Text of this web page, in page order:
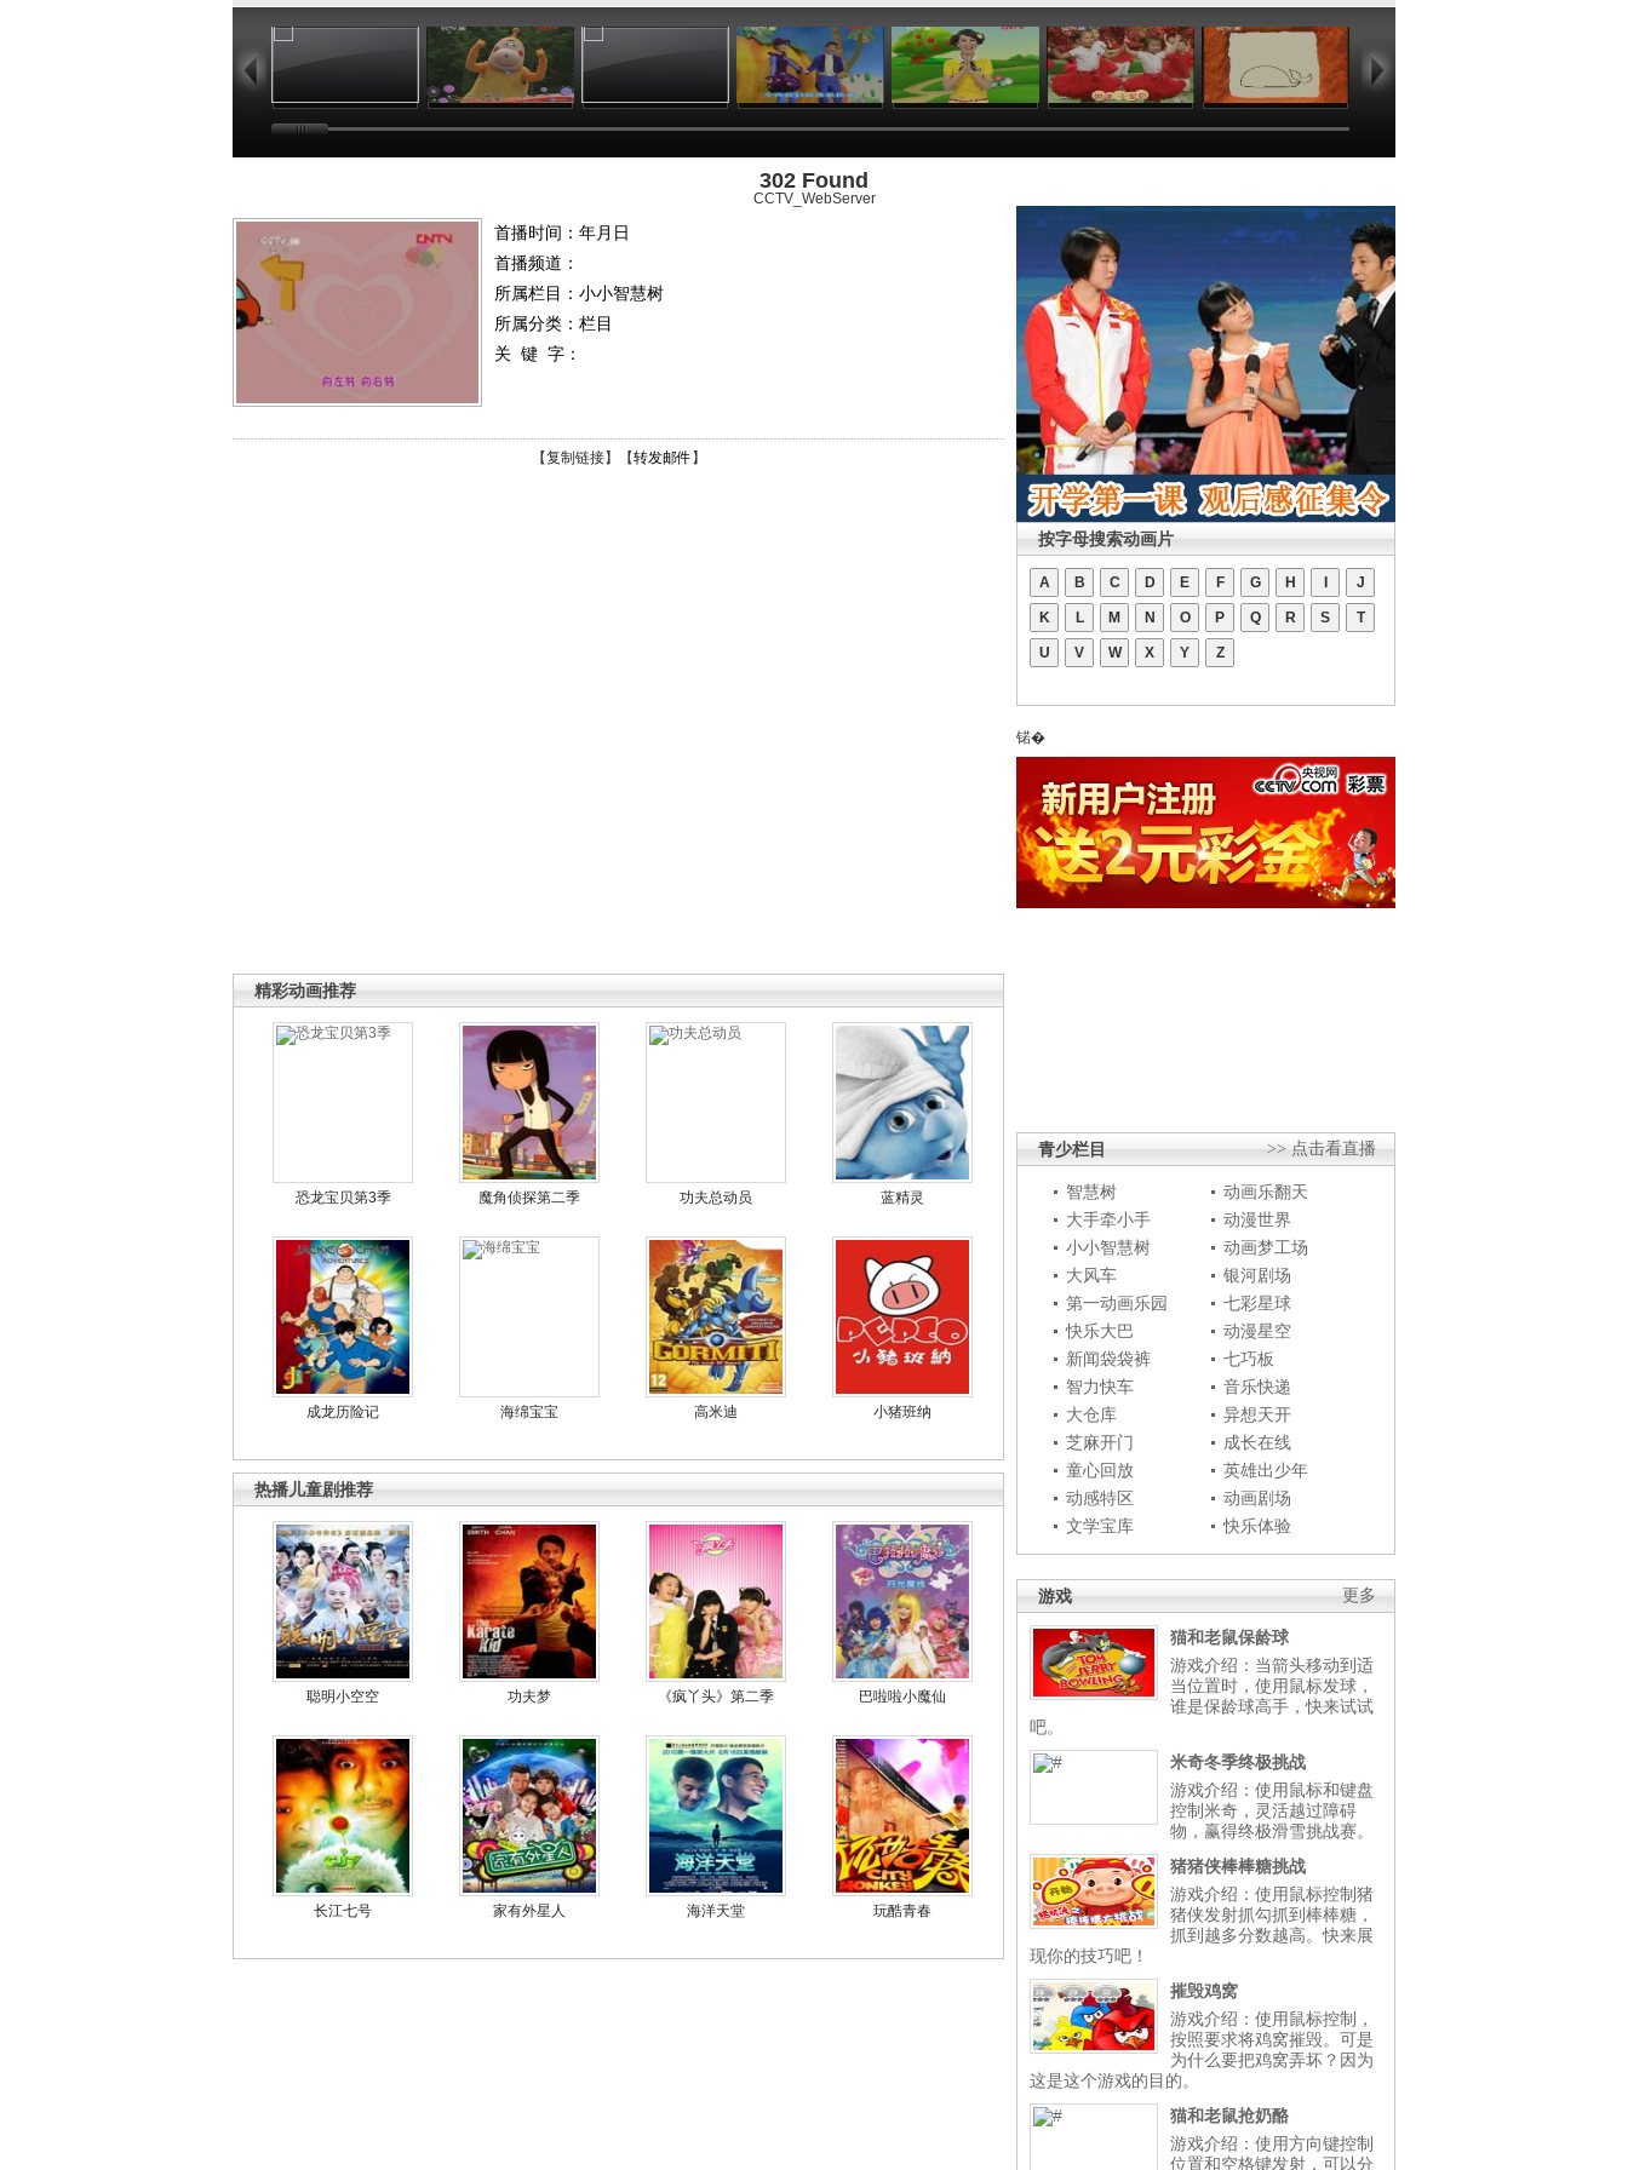
01:02 03:24 01:26 00:58 04:40 01:36 06:49
302 Found
CCTV_WebServer
首播时间：年月日
首播频道：
所属栏目： 小小智慧树
所属分类：栏目
关 键 字：
【复制链接】【转发邮件 】
精彩动画推荐
恐龙宝贝第3季 魔角侦探第二季 功夫总动员 蓝精灵
成龙历险记 海绵宝宝 高米迪 小猪班纳
热播儿童剧推荐
聪明小空空 功夫梦 《疯丫头》第二季 巴啦啦小魔仙
长江七号 家有外星人 海洋天堂 玩酷青春
按字母搜索动画片
A B C D E F G H J
K L M N O P Q R S T
U V W X Y Z
锘�
>> 点击看直播
青少栏目
智慧树
动画乐翻天
大手牵小手
动漫世界
小小智慧树
动画梦工场
大风车
银河剧场
第一动画乐园
七彩星球
快乐大巴
动漫星空
新闻袋袋裤
七巧板
智力快车
音乐快递
大仓库
异想天开
芝麻开门
成长在线
童心回放
英雄出少年
动感特区
动画剧场
文学宝库
快乐体验
更多
游戏
猫和老鼠保龄球
游戏介绍：当箭头移动到适
当位置时，使用鼠标发球，
谁是保龄球高手，快来试试
吧。
米奇冬季终极挑战
游戏介绍：使用鼠标和键盘
控制米奇，灵活越过障碍
物，赢得终极滑雪挑战赛。
猪猪侠棒棒糖挑战
游戏介绍：使用鼠标控制猪
猪侠发射抓勾抓到棒棒糖，
抓到越多分数越高。快来展
现你的技巧吧！
摧毁鸡窝
游戏介绍：使用鼠标控制，
按照要求将鸡窝摧毁。可是
为什么要把鸡窝弄坏？因为
这是这个游戏的目的。
猫和老鼠抢奶酪
游戏介绍：使用方向键控制
位置和空格键发射，可以分